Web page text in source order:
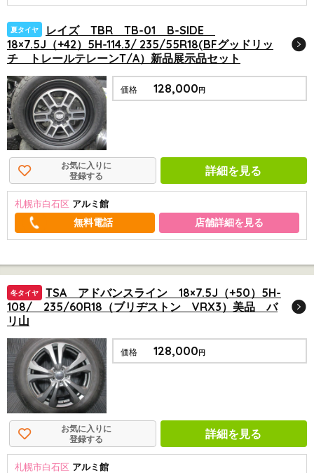
夏タイヤ
レイズ TBR TB-01 B-SIDE
18×7.5J（+42）5H-114.3/ 235/55R18(BFグッドリッ
チ トレールテレーンT/A）新品展示品セット
価格 128,000円
お気に入りに
登録する
詳細を見る
札幌市白石区 アルミ館
店舗詳細を見る
冬タイヤ
TSA アドバンスライン 18×7.5J（+50）5H-
108/ 235/60R18（ブリヂストン VRX3）美品 バ
リ山
価格 128,000 円
お気に入りに
登録する
詳細を見る
札幌市白石区 アルミ館